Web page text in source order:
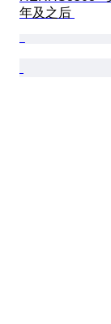
年及之后